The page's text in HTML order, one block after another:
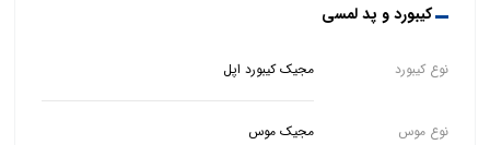
کیبورد و پد لمسی
نوع کیبورد مجیک کیبورد اپل
نوع موس مجیک موس